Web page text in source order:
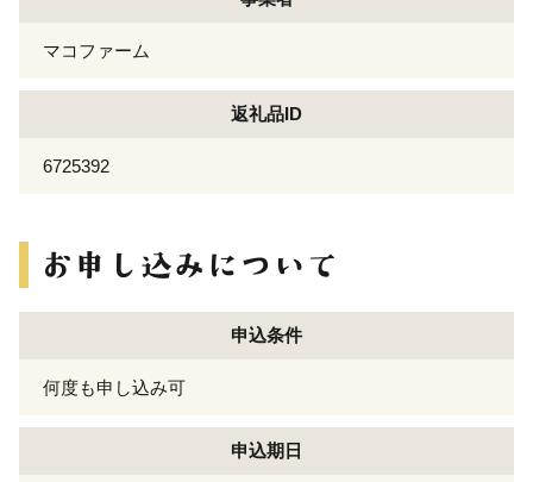
マコファーム
返礼品ID
6725392
申込条件
何度も申し込み可
申込期日